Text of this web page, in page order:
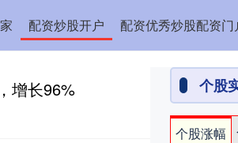
配资炒股开户 配资优秀炒股配资门
增长96% 个股
个股涨幅